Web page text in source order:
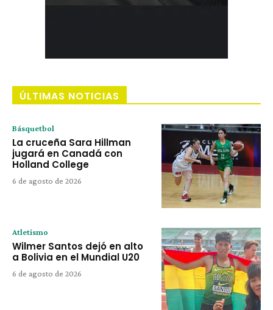
ÚLTIMAS NOTICIAS
Básquetbol
La cruceña Sara Hillman
jugará en Canadá con
Holland College
6 de agosto de 2026
Atletismo
Wilmer Santos dejó en alto
a Bolivia en el Mundial U20
6 de agosto de 2026